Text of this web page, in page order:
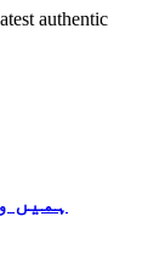
authentic
ہمیں